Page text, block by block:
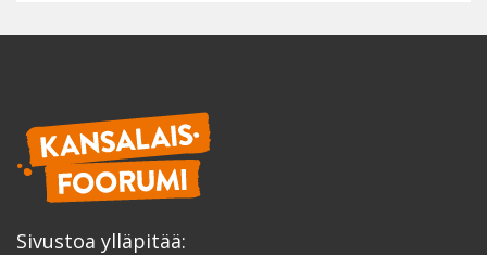
Sivustoa ylläpitää: